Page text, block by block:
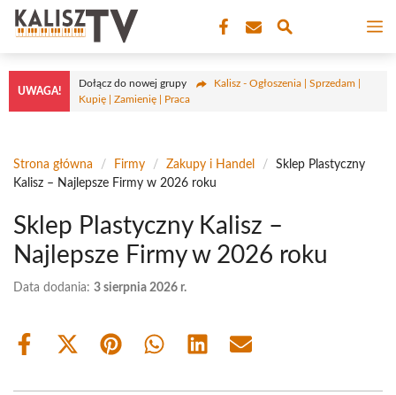
Przejdź
treści
UWAGA!
Dołącz do nowej grupy
Kalisz - Ogłoszenia | Sprzedam |
Kupię | Zamienię | Praca
Strona główna / Firmy / Zakupy i Handel /
Sklep Plastyczny
Kalisz – Najlepsze Firmy w 2026 roku
Sklep Plastyczny Kalisz –
Najlepsze Firmy w 2026 roku
Data dodania: 3 sierpnia 2026 r.
Share
Share Share Share Share Share